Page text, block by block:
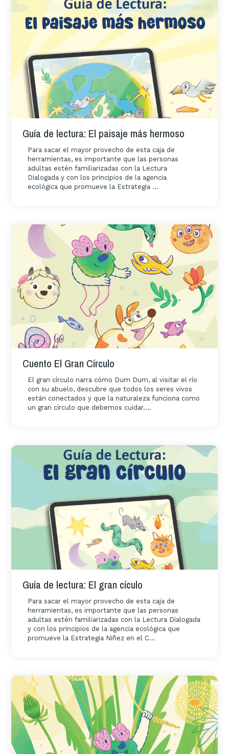
Guía de lectura: El paisaje más hermoso
Para sacar el mayor provecho de esta caja de
herramientas, es importante que las personas
adultas estén familiarizadas con la Lectura
Dialogada y con los principios de la agencia
ecológica que promueve la Estrategia ...
Cuento El Gran Círculo
El gran círculo narra cómo Dum Dum, al visitar el río
con su abuelo, descubre que todos los seres vivos
están conectados y que la naturaleza funciona como
un gran círculo que debemos cuidar....
Guía de lectura: El gran cículo
Para sacar el mayor provecho de esta caja de
herramientas, es importante que las personas
adultas estén familiarizadas con la Lectura Dialogada
y con los principios de la agencia ecológica que
promueve la Estrategia Niñez en el C...